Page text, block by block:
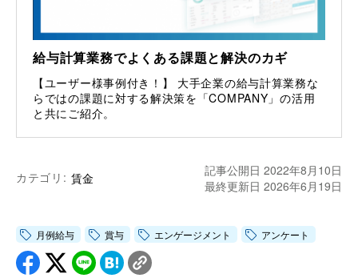
給与計算業務でよくある課題と解決のカギ
【ユーザー様事例付き！】 大手企業の給与計算業務な
らではの課題に対する解決策を「COMPANY」の活用
と共にご紹介。
カテゴリ: 賃金
記事公開日 2022年8月10日
最終更新日 2026年6月19日
月例給与 賞与 エンゲージメント アンケート